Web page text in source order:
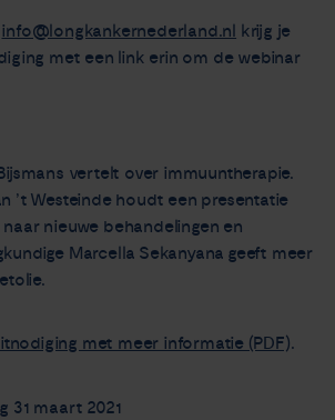
info@longkankernederland.nl krijg je
met een link erin om de webinar
vertelt over immuuntherapie.
’t Westeinde houdt een presentatie
nieuwe behandelingen en
Marcella Sekanyana geeft meer
met meer informatie (PDF).
31 maart 2021